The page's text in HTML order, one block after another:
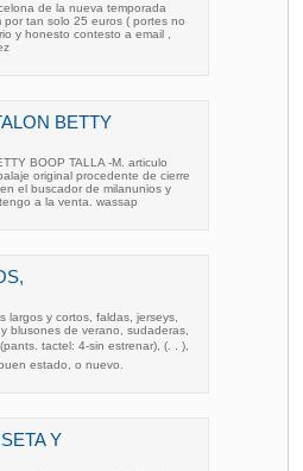
de la nueva temporada
tan solo 25 euros ( portes no
y honesto contesto a email ,
BETTY
BOOP TALLA -M. articulo
original procedente de cierre
el buscador de milanunios y
a la venta. wassap
largos y cortos, faldas, jerseys,
blusones de verano, sudaderas,
tactel: 4-sin estrenar), (. . ),
estado, o nuevo.
Y